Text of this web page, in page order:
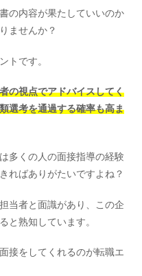
の内容が果たしていいのか
ませんか？
トです。
の視点でアドバイスしてく
選考を通過する確率も高ま
多くの人の面接指導の経験
ればありがたいですよね？
当者と面識があり、この企
と熟知しています。
接をしてくれるのが転職エ